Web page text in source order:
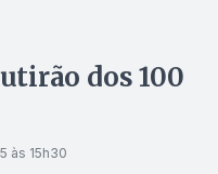
dos 100
às 15h30